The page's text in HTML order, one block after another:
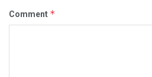
Comment *